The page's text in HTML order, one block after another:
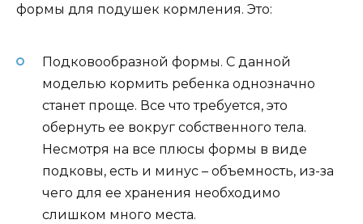
формы для подушек кормления. Это:
Подковообразной формы. С данной
моделью кормить ребенка однозначно
станет проще. Все что требуется, это
обернуть ее вокруг собственного тела.
Несмотря на все плюсы формы в виде
подковы, есть и минус – объемность, из-за
чего для ее хранения необходимо
слишком много места.